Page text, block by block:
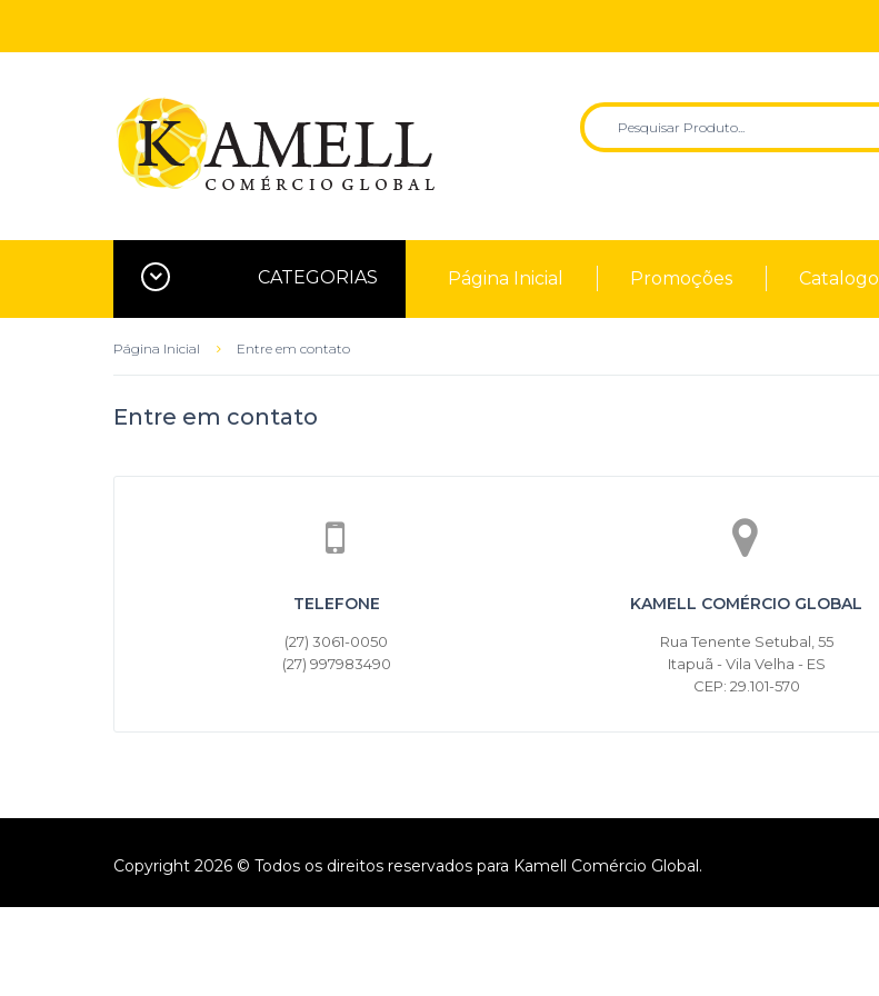
CATEGORIAS Página Inicial Promoções Catalogo
Página Inicial Entre em contato
Entre em contato
TELEFONE
(27) 3061-0050
(27) 997983490
KAMELL COMÉRCIO GLOBAL
Rua Tenente Setubal, 55
Itapuã - Vila Velha - ES
CEP: 29.101-570
Copyright 2026 © Todos os direitos reservados para Kamell Comércio Global.